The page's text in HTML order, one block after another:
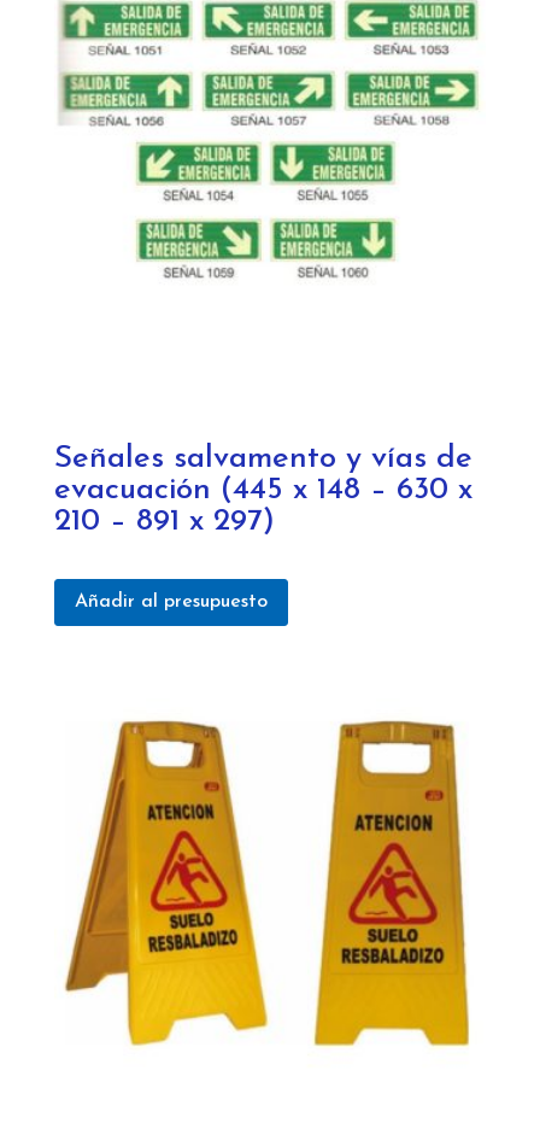
Señales salvamento y vías de
evacuación (445 x 148 – 630 x
210 – 891 x 297)
Añadir al presupuesto